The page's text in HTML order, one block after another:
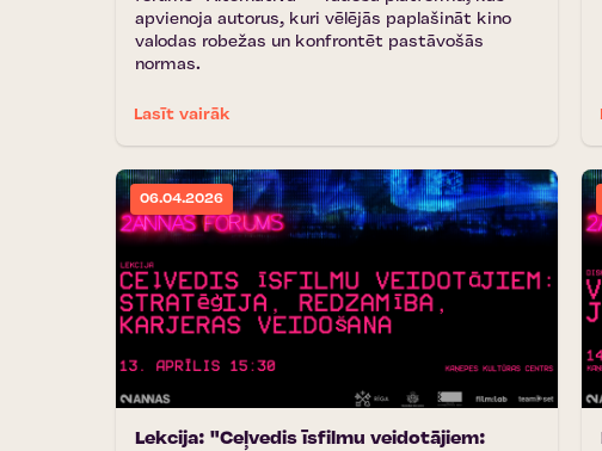
apvienoja autorus, kuri vēlējās paplašināt kino
valodas robežas un konfrontēt pastāvošās
normas.
Lasīt vairāk
06.04.2026
Lekcija: "Ceļvedis īsfilmu veidotājiem: